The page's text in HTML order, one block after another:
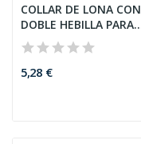
COLLAR DE LONA CON
DOBLE HEBILLA PARA
CABRAS,...
5,28 €